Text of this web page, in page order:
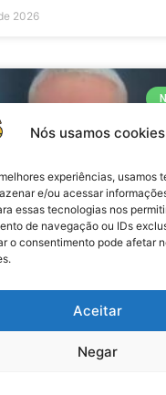
Nós usamos cookies
experiências, usamos
e/ou acessar
essas tecnologias nos
de navegação ou IDs
o consentimento pode afetar
Aceitar
Negar
2026
Suspeito de
de João
à polícia em